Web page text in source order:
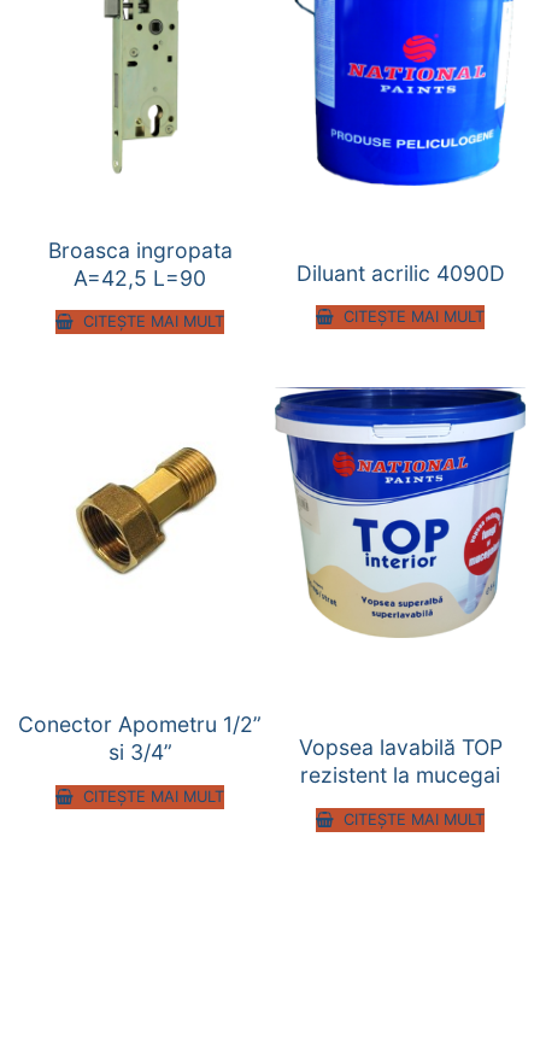
Broasca ingropata
A=42,5 L=90
CITEȘTE MAI MULT
Diluant acrilic 4090D
CITEȘTE MAI MULT
Conector Apometru 1/2”
si 3/4”
CITEȘTE MAI MULT
Vopsea lavabilă TOP
rezistent la mucegai
CITEȘTE MAI MULT